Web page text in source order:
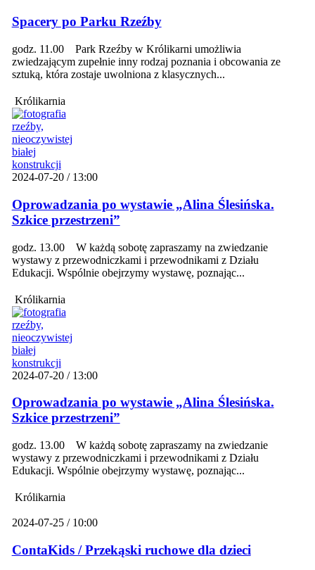
Spacery po Parku Rzeźby
godz. 11.00 Park Rzeźby w Królikarni umożliwia
zwiedzającym zupełnie inny rodzaj poznania i obcowania ze
sztuką, która zostaje uwolniona z klasycznych...
Królikarnia
2024-07-20 / 13:00
Oprowadzania po wystawie „Alina Ślesińska.
Szkice przestrzeni”
godz. 13.00 W każdą sobotę zapraszamy na zwiedzanie
wystawy z przewodniczkami i przewodnikami z Działu
Edukacji. Wspólnie obejrzymy wystawę, poznając...
Królikarnia
2024-07-20 / 13:00
Oprowadzania po wystawie „Alina Ślesińska.
Szkice przestrzeni”
godz. 13.00 W każdą sobotę zapraszamy na zwiedzanie
wystawy z przewodniczkami i przewodnikami z Działu
Edukacji. Wspólnie obejrzymy wystawę, poznając...
Królikarnia
2024-07-25 / 10:00
ContaKids / Przekąski ruchowe dla dzieci